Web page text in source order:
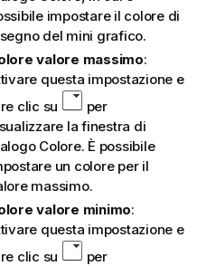
impostare il colore di
del mini grafico.
valore massimo:
questa impostazione e
clic su
per
la finestra di
Colore. È possibile
un colore per il
massimo.
valore minimo:
questa impostazione e
clic su
per